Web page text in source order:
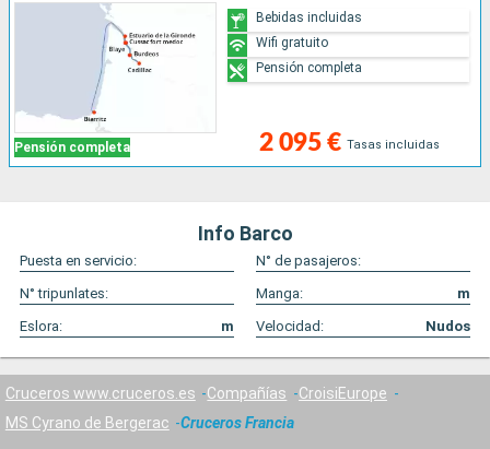
Pensión completa 2 095 € Tasas incluidas
Bebidas incluidas
Wifi gratuito
Pensión completa
Info Barco
Puesta en servicio:
N° de pasajeros:
N° tripunlates:
Manga:
m
Eslora:
m Velocidad: Nudos
Cruceros www.cruceros.es Compañías
CroisiEurope
MS Cyrano de Bergerac
Cruceros Francia